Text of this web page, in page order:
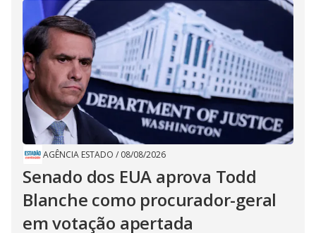
AGÊNCIA ESTADO / 08/08/2026
Senado dos EUA aprova Todd
Blanche como procurador-geral
em votação apertada